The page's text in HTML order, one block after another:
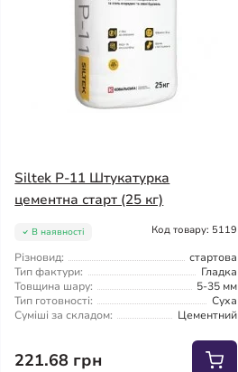
Siltek P-11 Штукатурка
цементна старт (25 кг)
В наявності Код товару: 5119
Різновид:
стартова
Тип фактури:
Гладка
Товщина шару:
5-35 мм
Тип готовності:
Суха
Суміші за складом:
Цементний
221.68 грн